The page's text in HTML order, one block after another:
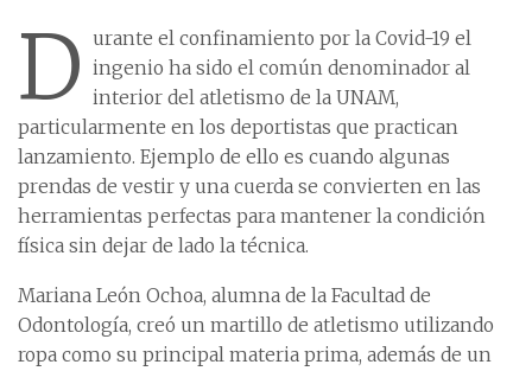
D
urante el confinamiento por la Covid-19 el
ingenio ha sido el común denominador al
interior del atletismo de la UNAM,
particularmente en los deportistas que practican
lanzamiento. Ejemplo de ello es cuando algunas
prendas de vestir y una cuerda se convierten en las
herramientas perfectas para mantener la condición
física sin dejar de lado la técnica.
Mariana León Ochoa, alumna de la Facultad de
Odontología, creó un martillo de atletismo utilizando
ropa como su principal materia prima, además de un